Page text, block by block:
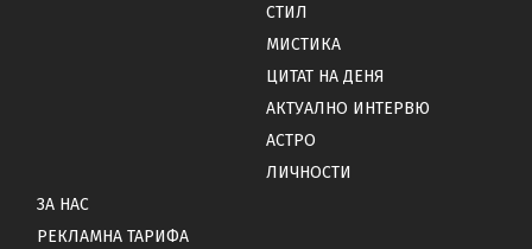
СТИЛ
МИСТИКА
ЦИТАТ НА ДЕНЯ
АКТУАЛНО ИНТЕРВЮ
АСТРО
ЛИЧНОСТИ
ЗА НАС
РЕКЛАМНА ТАРИФА